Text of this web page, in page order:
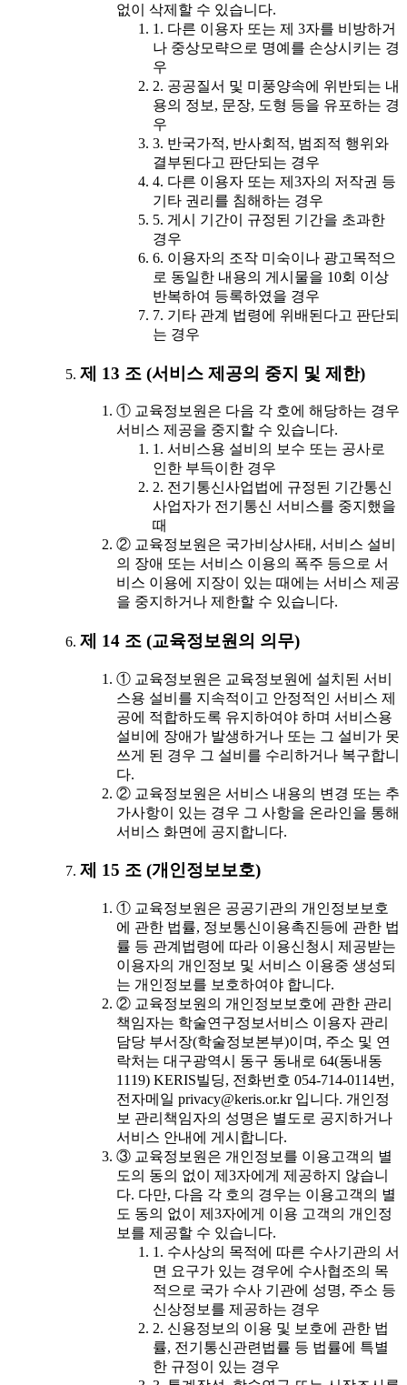
없이 삭제할 수 있습니다.
1. 다른 이용자 또는 제 3자를 비방하거
나 중상모략으로 명예를 손상시키는 경
우
2. 공공질서 및 미풍양속에 위반되는 내
용의 정보, 문장, 도형 등을 유포하는 경
우
3. 반국가적, 반사회적, 범죄적 행위와
결부된다고 판단되는 경우
4. 다른 이용자 또는 제3자의 저작권 등
기타 권리를 침해하는 경우
5. 게시 기간이 규정된 기간을 초과한
경우
6. 이용자의 조작 미숙이나 광고목적으
로 동일한 내용의 게시물을 10회 이상
반복하여 등록하였을 경우
7. 기타 관계 법령에 위배된다고 판단되
는 경우
제 13 조 (서비스 제공의 중지 및 제한)
① 교육정보원은 다음 각 호에 해당하는 경우
서비스 제공을 중지할 수 있습니다.
1. 서비스용 설비의 보수 또는 공사로
인한 부득이한 경우
2. 전기통신사업법에 규정된 기간통신
사업자가 전기통신 서비스를 중지했을
때
② 교육정보원은 국가비상사태, 서비스 설비
의 장애 또는 서비스 이용의 폭주 등으로 서
비스 이용에 지장이 있는 때에는 서비스 제공
을 중지하거나 제한할 수 있습니다.
제 14 조 (교육정보원의 의무)
① 교육정보원은 교육정보원에 설치된 서비
스용 설비를 지속적이고 안정적인 서비스 제
공에 적합하도록 유지하여야 하며 서비스용
설비에 장애가 발생하거나 또는 그 설비가 못
쓰게 된 경우 그 설비를 수리하거나 복구합니
다.
② 교육정보원은 서비스 내용의 변경 또는 추
가사항이 있는 경우 그 사항을 온라인을 통해
서비스 화면에 공지합니다.
제 15 조 (개인정보보호)
① 교육정보원은 공공기관의 개인정보보호
에 관한 법률, 정보통신이용촉진등에 관한 법
률 등 관계법령에 따라 이용신청시 제공받는
이용자의 개인정보 및 서비스 이용중 생성되
는 개인정보를 보호하여야 합니다.
② 교육정보원의 개인정보보호에 관한 관리
책임자는 학술연구정보서비스 이용자 관리
담당 부서장(학술정보본부)이며, 주소 및 연
락처는 대구광역시 동구 동내로 64(동내동
1119) KERIS빌딩, 전화번호 054-714-0114번,
전자메일 privacy@keris.or.kr 입니다. 개인정
보 관리책임자의 성명은 별도로 공지하거나
서비스 안내에 게시합니다.
③ 교육정보원은 개인정보를 이용고객의 별
도의 동의 없이 제3자에게 제공하지 않습니
다. 다만, 다음 각 호의 경우는 이용고객의 별
도 동의 없이 제3자에게 이용 고객의 개인정
보를 제공할 수 있습니다.
1. 수사상의 목적에 따른 수사기관의 서
면 요구가 있는 경우에 수사협조의 목
적으로 국가 수사 기관에 성명, 주소 등
신상정보를 제공하는 경우
2. 신용정보의 이용 및 보호에 관한 법
률, 전기통신관련법률 등 법률에 특별
한 규정이 있는 경우